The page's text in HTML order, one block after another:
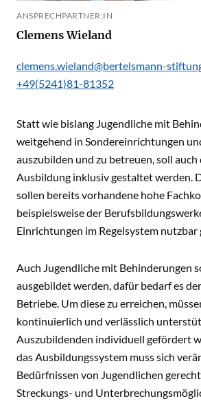
ANSPRECHPARTNER:IN
Clemens Wieland
clemens.wieland@bertelsmann-
+49(5241)81-81352
Statt wie bislang Jugendliche mit
weitgehend in Sondereinrichtungen
auszubilden und zu betreuen, soll
Ausbildung inklusiv gestaltet werden.
sollen bereits vorhandene hohe
beispielsweise der
Einrichtungen im Regelsystem nutzbar
Auch Jugendliche mit Behinderungen
ausgebildet werden, dafür bedarf es
Betriebe. Um diese zu erreichen,
kontinuierlich und verlässlich
Auszubildenden individuell gefördert
das Ausbildungssystem muss sich
Bedürfnissen von Jugendlichen
Streckungs- und